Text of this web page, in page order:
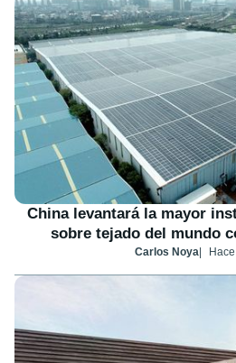
China levantará la mayor
sobre tejado del mundo
Carlos Noya